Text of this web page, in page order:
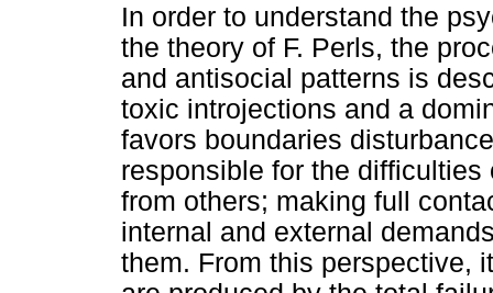
In order to understand the
the theory of F. Perls, the
and antisocial patterns is
toxic introjections and a
favors boundaries
responsible for the
from others; making full
internal and external
them. From this perspective,